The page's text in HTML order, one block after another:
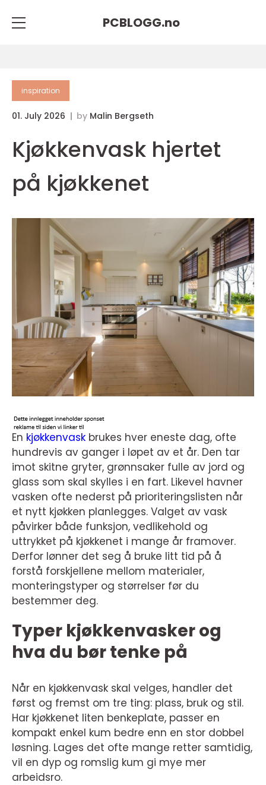
PCBLOGG.no
inspiration
01. July 2026 by Malin Bergseth
Kjøkkenvask hjertet
på kjøkkenet
En kjøkkenvask brukes hver eneste dag, ofte
hundrevis av ganger i løpet av et år. Den tar
imot skitne gryter, grønnsaker fulle av jord og
glass som skal skylles i en fart. Likevel havner
vasken ofte nederst på prioriteringslisten når
et nytt kjøkken planlegges. Valget av vask
påvirker både funksjon, vedlikehold og
uttrykket på kjøkkenet i mange år framover.
Derfor lønner det seg å bruke litt tid på å
forstå forskjellene mellom materialer,
monteringstyper og størrelser før du
bestemmer deg.
Typer kjøkkenvasker og
hva du bør tenke på
Når en kjøkkenvask skal velges, handler det
først og fremst om tre ting: plass, bruk og stil.
Har kjøkkenet liten benkeplate, passer en
kompakt enkel kum bedre enn en stor dobbel
løsning. Lages det ofte mange retter samtidig,
vil en dyp og romslig kum gi mye mer
arbeidsro.